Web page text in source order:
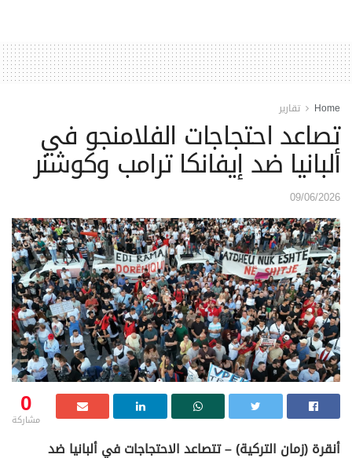
Home تقارير
تصاعد احتجاجات الفلامنجو في
ألبانيا ضد إيفانكا ترامب وكوشنر
09/06/2026
0
مشاركة
أنقرة (زمان التركية) – تتصاعد الاحتجاجات في ألبانيا ضد